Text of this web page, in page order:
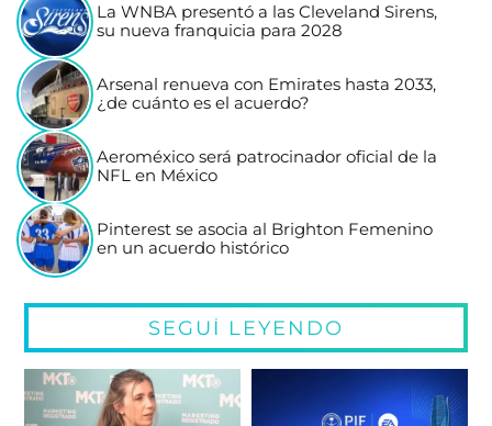
La WNBA presentó a las Cleveland Sirens,
su nueva franquicia para 2028
Arsenal renueva con Emirates hasta 2033,
¿de cuánto es el acuerdo?
Aeroméxico será patrocinador oficial de la
NFL en México
Pinterest se asocia al Brighton Femenino
en un acuerdo histórico
SEGUÍ LEYENDO